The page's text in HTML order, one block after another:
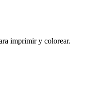
imprimir y colorear.